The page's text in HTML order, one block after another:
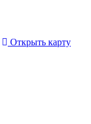
Открыть карту